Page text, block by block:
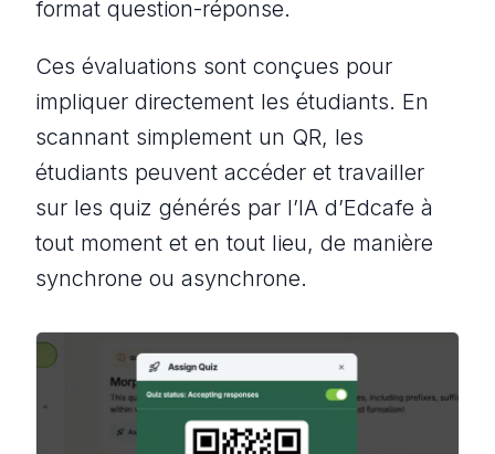
format question-réponse.
Ces évaluations sont conçues pour
impliquer directement les étudiants. En
scannant simplement un QR, les
étudiants peuvent accéder et travailler
sur les quiz générés par l’IA d’Edcafe à
tout moment et en tout lieu, de manière
synchrone ou asynchrone.